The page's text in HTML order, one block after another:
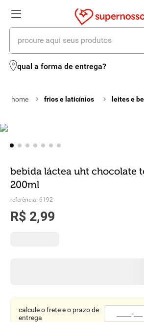
procure aqui seus produtos
qual a forma de entrega?
frios e laticínios leites e
bebida láctea uht chocolate
200ml
referência: 6192
R$ 2,99
calcule o frete e o prazo de
entrega
termos mais buscados
2º leite
º iogurte
6º biscoito